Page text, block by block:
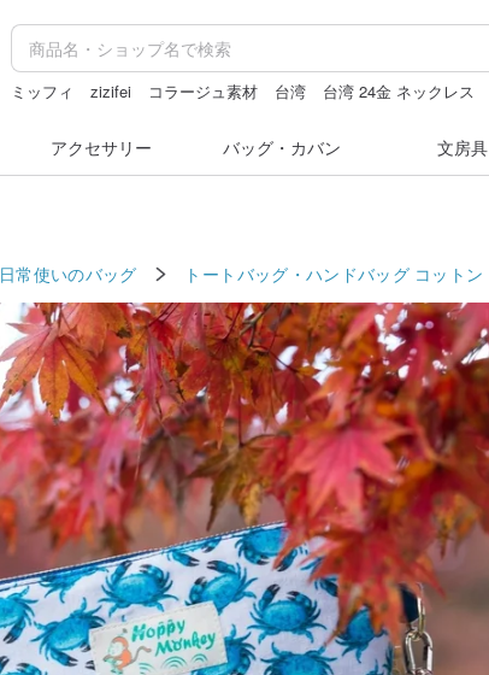
ミッフィ zizifei コラージュ素材 台湾 台湾 24金 ネックレス
アクセサリー バッグ・カバン 文房具
日常使いのバッグ トートバッグ・ハンドバッグ コットン